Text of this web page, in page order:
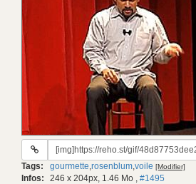
URL
gif:
Tags: gourmette,rosenblum,voile [Modifier]
Infos: 246 x 204px, 1.46 Mo , #1495